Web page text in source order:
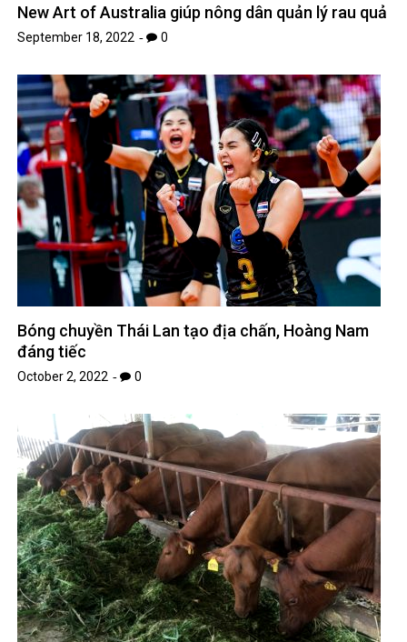
New Art of Australia giúp nông dân quản lý rau quả
September 18, 2022 0
Bóng chuyền Thái Lan tạo địa chấn, Hoàng Nam
đáng tiếc
October 2, 2022 0